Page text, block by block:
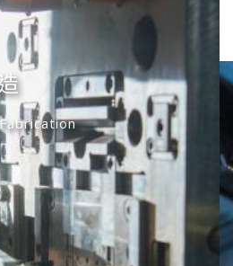
stop Solution
您所有需求
Stamping
Molding
製造
Customization
成份分析與微汙
的化學實驗室
with complete
analysis and trace
equipment
裝
Assembly for Medical